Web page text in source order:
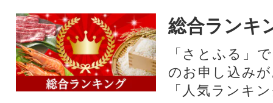
総合ランキ
「さとふる」
のお申し込み
「人気ランキ